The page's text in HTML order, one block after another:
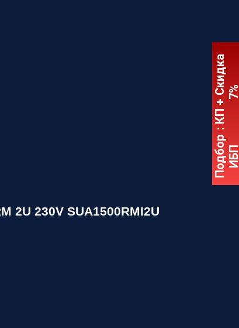
2U 230V SUA1500RMI2U
Подбор
:
К
П
+
С
к
и
д
к
а
7